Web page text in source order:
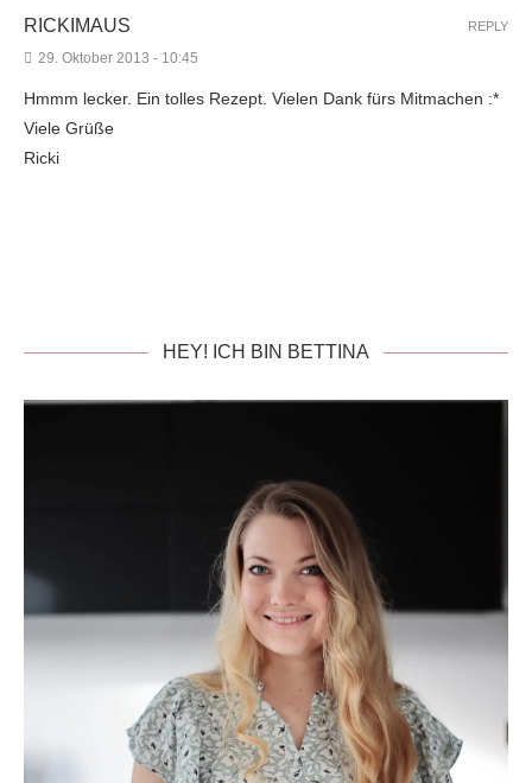
RICKIMAUS
29. Oktober 2013 - 10:45
Hmmm lecker. Ein tolles Rezept. Vielen Dank fürs Mitmachen :*
Viele Grüße
Ricki
REPLY
HEY! ICH BIN BETTINA